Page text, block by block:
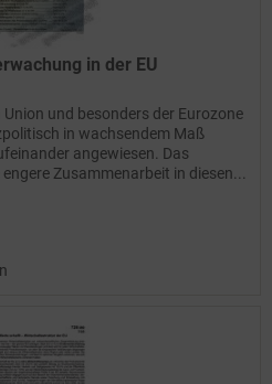
in der EU
und besonders der Eurozone
in wachsendem Maß
angewiesen. Das
Zusammenarbeit in diesen...